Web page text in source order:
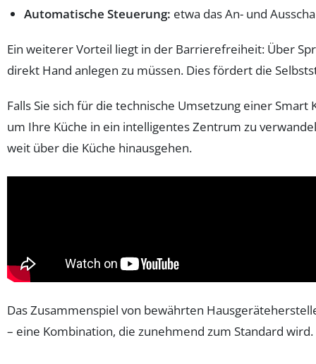
Automatische Steuerung: etwa das An- und
Ein weiterer Vorteil liegt in der Barrierefreiheit: Über
direkt Hand anlegen zu müssen. Dies fördert die
Falls Sie sich für die technische Umsetzung einer
um Ihre Küche in ein intelligentes Zentrum zu
weit über die Küche hinausgehen.
Das Zusammenspiel von bewährten
– eine Kombination, die zunehmend zum Standard wird.